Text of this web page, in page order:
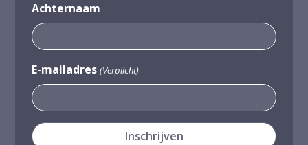
Achternaam
E-mailadres (Verplicht)